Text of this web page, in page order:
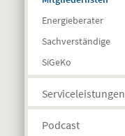
Energieberater
Sachverständige
SiGeKo
Serviceleistungen
Podcast